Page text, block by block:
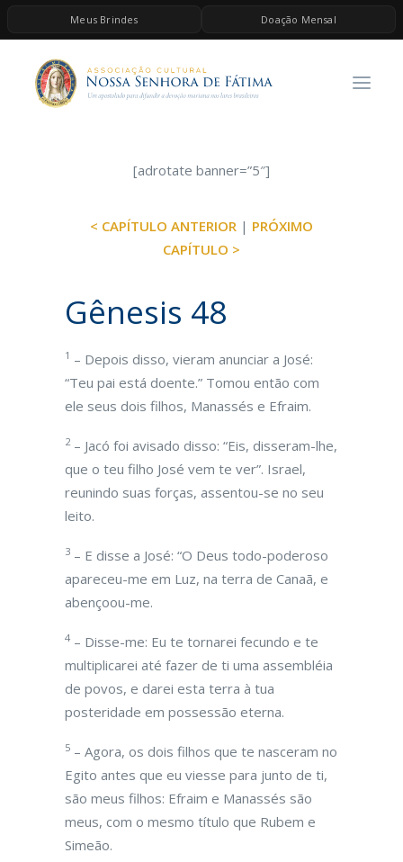
Meus Brindes Doação Mensal
HOME
A ASSOCIAÇÃO
ESPIRITUALIDADE
BRINDES
[adrotate banner=”5″]
< CAPÍTULO ANTERIOR | PRÓXIMO
CAPÍTULO >
Gênesis 48
1 – Depois disso, vieram anunciar a José:
“Teu pai está doente.” Tomou então com
ele seus dois filhos, Manassés e Efraim.
2– Jacó foi avisado disso: “Eis, disseram-lhe,
que o teu filho José vem te ver”. Israel,
reunindo suas forças, assentou-se no seu
leito.
3 – E disse a José: “O Deus todo-poderoso
apareceu-me em Luz, na terra de Canaã, e
abençoou-me.
4 – Disse-me: Eu te tornarei fecundo e te
multiplicarei até fazer de ti uma assembléia
de povos, e darei esta terra à tua
posteridade em possessão eterna.
5 – Agora, os dois filhos que te nasceram no
Egito antes que eu viesse para junto de ti,
são meus filhos: Efraim e Manassés são
meus, com o mesmo título que Rubem e
Simeão.